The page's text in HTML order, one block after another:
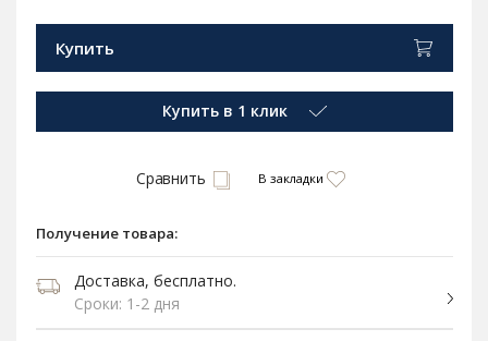
Купить
Купить в 1 клик
Сравнить В закладки
Получение товара:
Доставка, бесплатно.
Сроки: 1-2 дня